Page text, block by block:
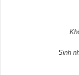
Sinh